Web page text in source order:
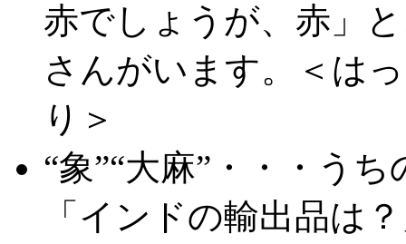
赤でしょうが、赤」
さんがいます。＜は
り＞
“象”“大麻”・・・う
「インドの輸出品は